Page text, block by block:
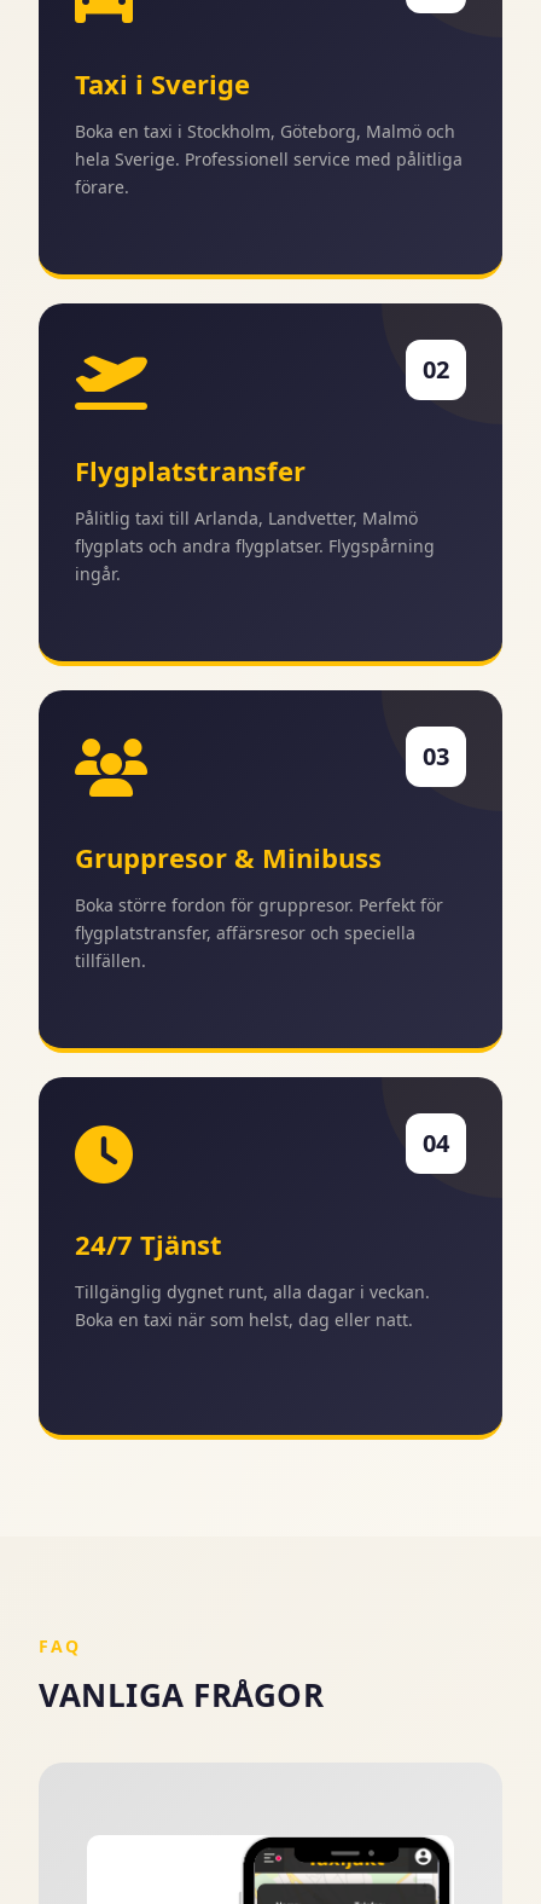
Taxi i Sverige
Boka en taxi i Stockholm, Göteborg, Malmö och
hela Sverige. Professionell service med pålitliga
förare.
02
Flygplatstransfer
Pålitlig taxi till Arlanda, Landvetter, Malmö
flygplats och andra flygplatser. Flygspårning
ingår.
03
Gruppresor & Minibuss
Boka större fordon för gruppresor. Perfekt för
flygplatstransfer, affärsresor och speciella
tillfällen.
04
24/7 Tjänst
Tillgänglig dygnet runt, alla dagar i veckan.
Boka en taxi när som helst, dag eller natt.
FAQ
VANLIGA FRÅGOR